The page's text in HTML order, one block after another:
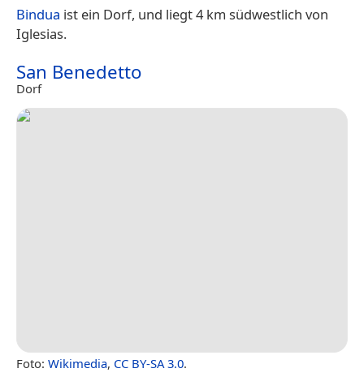
Bindua ist ein Dorf, und liegt 4 km südwestlich von
Iglesias.
San Benedetto
Dorf
Foto: Wikimedia, CC BY-SA 3.0.